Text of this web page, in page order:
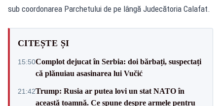
sub coordonarea Parchetului de pe lângă Judecătoria Calafat.
CITEȘTE ȘI
15:50Complot dejucat în Serbia: doi bărbați, suspectați
că plănuiau asasinarea lui Vučić
21:42Trump: Rusia ar putea lovi un stat NATO în
această toamnă. Ce spune despre armele pentru